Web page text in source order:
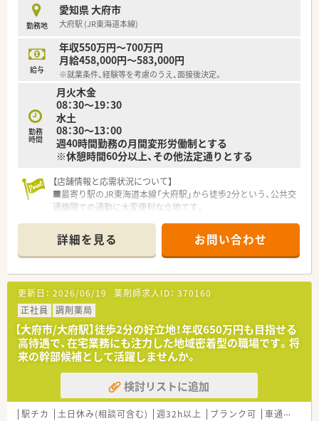
勤務地
愛知県 大府市
大府駅 (JR東海道本線)
給与
年収550万円～700万円
月給458,000円～583,000円
※就業条件、経験等を考慮のうえ、面接後決定。
勤務
時間
月火木金
08：30～19：30
水土
08：30～13：00
週40時間勤務の月間変形労働制とする
※休憩時間60分以上、その他法定通りとする
【店舗情報と応需状況について】
■最寄り駅のJR東海道本線「大府駅」から徒歩2分という、公共交
通機関での通勤に大変便利な立地です。
幅広い処方箋に触れる機会があります。
■1日平均50枚から150枚の処方箋を扱い、常時3名から6名の薬
剤師体制で対応しています。
【募集背景と求める人物像について】
■今回は欠員補充のための募集となり、即戦力としてご活躍いた
だける調剤経験者の方を求めています。
■多くの処方箋に触れることで、薬剤師としてのスキルをさらに
磨きたいという向上心のある方に最適です。
■ブランクがある方も歓迎しており、手厚い教育制度でスムーズ
な業務復帰を全力でサポートします。
【法人特徴について】
■愛知県内に複数の調剤薬局を展開しており、地域に根差した医
療サービスを提供している企業です。
詳細を見る お問い合わせ
更新日： 2026/06/19 薬剤師求人ID： 370160
正社員
調剤薬局
【大府市/大府駅】徒歩2分の好立地！年収650万円も目指せる
高待遇で、在宅業務にも注力した地域密着型の職場です。将
来の幹部候補として活躍しませんか。
検討リストに追加
駅チカ 土日休み(相談可含む) 週32h以上 ブランク可 車通勤可